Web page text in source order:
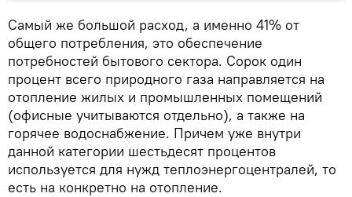
Самый же большой расход, а именно 41% от
общего потребления, это обеспечение
потребностей бытового сектора. Сорок один
процент всего природного газа направляется на
отопление жилых и промышленных помещений
(офисные учитываются отдельно), а также на
горячее водоснабжение. Причем уже внутри
данной категории шестьдесят процентов
используется для нужд теплоэнергоцентралей, то
есть на конкретно на отопление.